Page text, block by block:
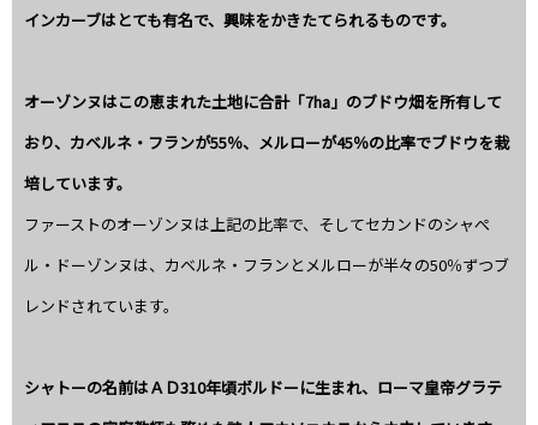
インカーブはとても有名で、興味をかきたてられるものです。
オーゾンヌはこの恵まれた土地に合計「7ha」のブドウ畑を所有して
おり、カベルネ・フランが55％、メルローが45％の比率でブドウを栽
培しています。
ファーストのオーゾンヌは上記の比率で、そしてセカンドのシャぺ
ル・ドーゾンヌは、カベルネ・フランとメルローが半々の50％ずつブ
レンドされています。
シャトーの名前はＡＤ310年頃ボルドーに生まれ、ローマ皇帝グラテ